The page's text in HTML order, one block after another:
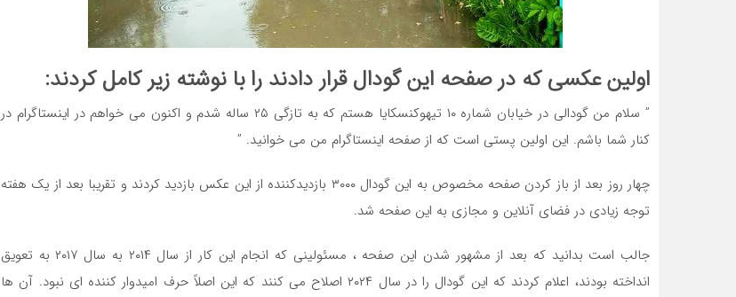
اولین عکسی که در صفحه این گودال قرار دادند را با نوشته زیر کامل کردند:
” سلام من گودالی در خیابان شماره ۱۰ تیهوکنسکایا هستم که به تازگی ۲۵ ساله شدم و اکنون می خواهم در اینستاگرام در
کنار شما باشم. این اولین پستی است که از صفحه اینستاگرام من می خوانید. ”
چهار روز بعد از باز کردن صفحه مخصوص به این گودال ۳۰۰۰ بازدیدکننده از این عکس بازدید کردند و تقریبا بعد از یک هفته
توجه زیادی در فضای آنلاین و مجازی به این صفحه شد.
جالب است بدانید که بعد از مشهور شدن این صفحه ، مسئولینی که انجام این کار از سال ۲۰۱۴ به سال ۲۰۱۷ به تعویق
انداخته بودند، اعلام کردند که این گودال را در سال ۲۰۲۴ اصلاح می کنند که این اصلاً حرف امیدوار کننده ای نبود. آن ها